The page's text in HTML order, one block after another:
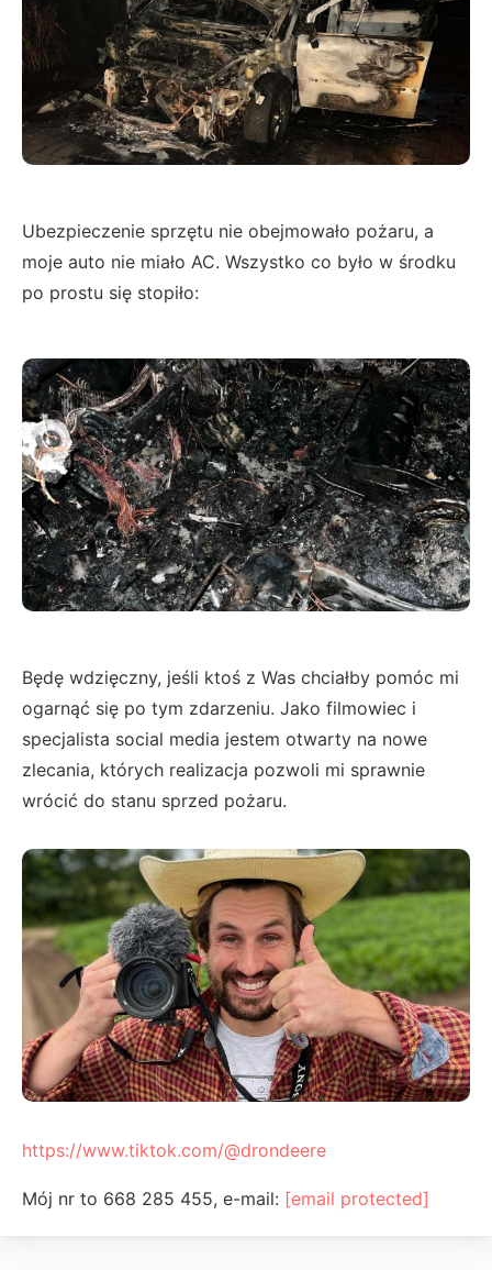
Ubezpieczenie sprzętu nie obejmowało pożaru, a
moje auto nie miało AC. Wszystko co było w środku
po prostu się stopiło:
Będę wdzięczny, jeśli ktoś z Was chciałby pomóc mi
ogarnąć się po tym zdarzeniu. Jako filmowiec i
specjalista social media jestem otwarty na nowe
zlecania, których realizacja pozwoli mi sprawnie
wrócić do stanu sprzed pożaru.
https://www.tiktok.com/@drondeere
Mój nr to 668 285 455, e-mail: [email protected]